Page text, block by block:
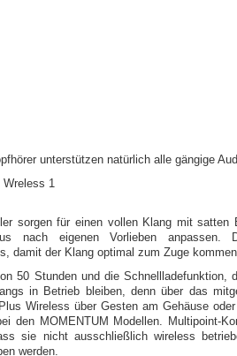
unterstützen natürlich alle gängige
sorgen für einen vollen Klang mit
nach eigenen Vorlieben
damit der Klang optimal zum Zuge
50 Stunden und die
in Betrieb bleiben, denn über das
Wireless über Gesten am Gehäuse
den MOMENTUM Modellen. Multipoint-
sie nicht ausschließlich wireless
werden.